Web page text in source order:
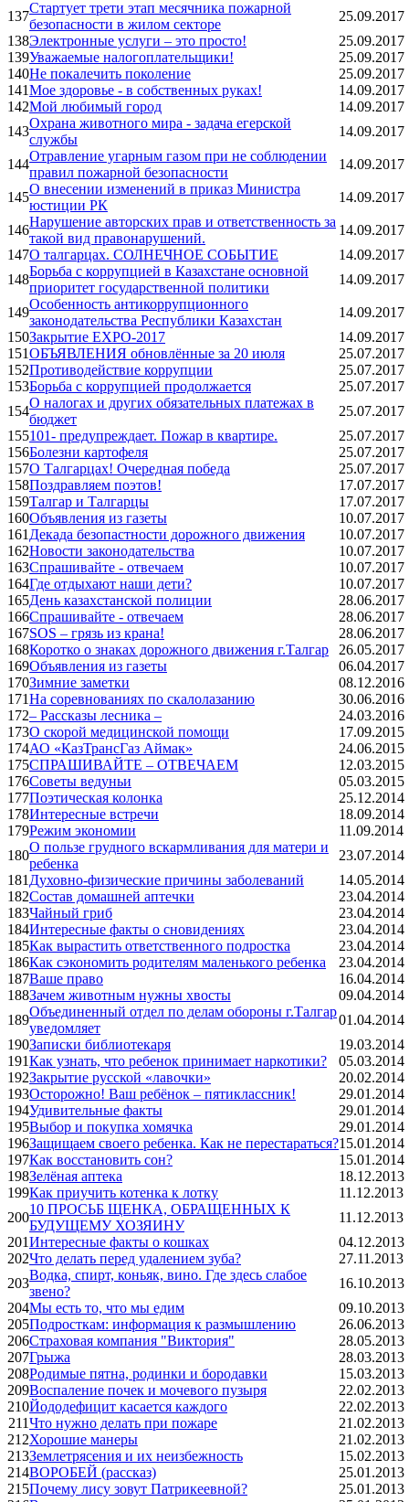
137
Стартует трети этап месячника пожарной
безопасности в жилом секторе
25.09.2017
138Электронные услуги – это просто!
25.09.2017
139Уважаемые налогоплательщики!
25.09.2017
140Не покалечить поколение
25.09.2017
141Мое здоровье - в собственных руках!
14.09.2017
142Мой любимый город
14.09.2017
143
Охрана животного мира - задача егерской
службы
14.09.2017
144
Отравление угарным газом при не соблюдении
правил пожарной безопасности
14.09.2017
145
О внесении изменений в приказ Министра
юстиции РК
14.09.2017
146
Нарушение авторских прав и ответственность за
такой вид правонарушений.
14.09.2017
147О талгарцах. СОЛНЕЧНОЕ СОБЫТИЕ
14.09.2017
148
Борьба с коррупцией в Казахстане основной
приоритет государственной политики
14.09.2017
149
Особенность антикоррупционного
законодательства Республики Казахстан
14.09.2017
150Закрытие EXPO-2017
14.09.2017
151ОБЪЯВЛЕНИЯ обновлённые за 20 июля
25.07.2017
152Противодействие коррупции
25.07.2017
153Борьба с коррупцией продолжается
25.07.2017
154
О налогах и других обязательных платежах в
бюджет
25.07.2017
155101- предупреждает. Пожар в квартире.
25.07.2017
156Болезни картофеля
25.07.2017
157О Талгарцах! Очередная победа
25.07.2017
158Поздравляем поэтов!
17.07.2017
159Талгар и Талгарцы
17.07.2017
160Объявления из газеты
10.07.2017
161 Декада безопастности дорожного движения
10.07.2017
162Новости законодательства
10.07.2017
163Спрашивайте - отвечаем
10.07.2017
164Где отдыхают наши дети?
10.07.2017
165День казахстанской полиции
28.06.2017
166Спрашивайте - отвечаем
28.06.2017
167SOS – грязь из крана!
28.06.2017
168Коротко о знаках дорожного движения г.Талгар
26.05.2017
169Объявления из газеты
06.04.2017
170Зимние заметки
08.12.2016
171На соревнованиях по скалолазанию
30.06.2016
172– Рассказы лесника –
24.03.2016
173О скорой медицинской помощи
17.09.2015
174АО «КазТрансГаз Аймак»
24.06.2015
175СПРАШИВАЙТЕ – ОТВЕЧАЕМ
12.03.2015
176Советы ведуньи
05.03.2015
177Поэтическая колонка
25.12.2014
178Интересные встречи
18.09.2014
179Режим экономии
11.09.2014
180
О пользе грудного вскармливания для матери и
ребенка
23.07.2014
181 Духовно-физические причины заболеваний
14.05.2014
182Состав домашней аптечки
23.04.2014
183Чайный гриб
23.04.2014
184Интересные факты о сновидениях
23.04.2014
185Как вырастить ответственного подростка
23.04.2014
186Как сэкономить родителям маленького ребенка
23.04.2014
187Ваше право
16.04.2014
188Зачем животным нужны хвосты
09.04.2014
189
Объединенный отдел по делам обороны г.Талгар
уведомляет
01.04.2014
190Записки библиотекаря
19.03.2014
191Как узнать, что ребенок принимает наркотики?
05.03.2014
192Закрытие русской «лавочки»
20.02.2014
193Осторожно! Ваш ребёнок – пятиклассник!
29.01.2014
194Удивительные факты
29.01.2014
195Выбор и покупка хомячка
29.01.2014
196Защищаем своего ребенка. Как не перестараться?15.01.2014
197Как восстановить сон?
15.01.2014
198Зелёная аптека
18.12.2013
199Как приучить котенка к лотку
11.12.2013
200
10 ПРОСЬБ ЩЕHКА, ОБРАЩЕHHЫХ К
БУДУЩЕМУ ХОЗЯИHУ
11.12.2013
201Интересные факты о кошках
04.12.2013
202Что делать перед удалением зуба?
27.11.2013
203
Boдкa, спирт, коньяк, вино. Где здесь слабое
звено?
16.10.2013
204Мы есть то, что мы едим
09.10.2013
205Подросткам: информация к размышлению
26.06.2013
206Страховая компания "Виктория"
28.05.2013
207Грыжа
28.03.2013
208Родимые пятна, родинки и бородавки
15.03.2013
209Воспаление почек и мочевого пузыря
22.02.2013
210Йододефицит касается каждого
22.02.2013
211Что нужно делать при пожаре
21.02.2013
212Хорошие манеры
21.02.2013
213Землетрясения и их неизбежность
15.02.2013
214ВОРОБЕЙ (рассказ)
25.01.2013
215Почему лису зовут Патрикеевной?
25.01.2013